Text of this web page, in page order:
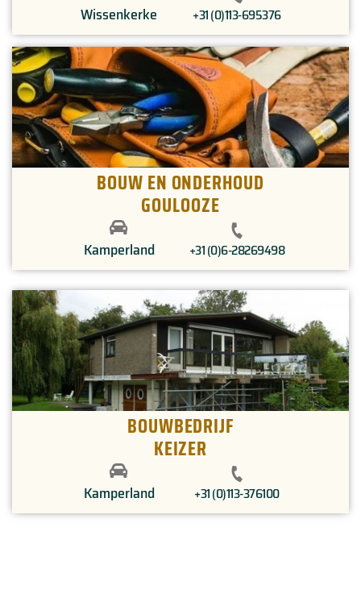
Wissenkerke +31 (0)113-695376
BOUW EN ONDERHOUD
GOULOOZE
Kamperland +31 (0)6-28269498
BOUWBEDRIJF
KEIZER
Kamperland +31 (0)113-376100